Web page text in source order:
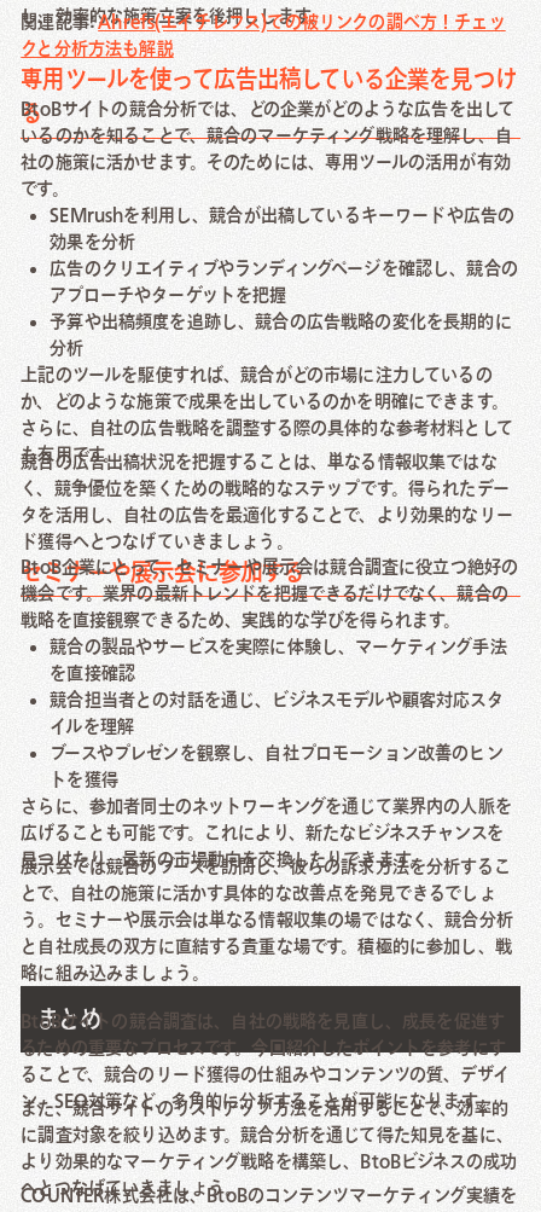
し、効率的な施策立案を後押しします。
関連記事:Ahrefs(エイチレフス)での被リンクの調べ方！チェッ
クと分析方法も解説
専用ツールを使って広告出稿している企業を見つけ
る
BtoBサイトの競合分析では、どの企業がどのような広告を出して
いるのかを知ることで、競合のマーケティング戦略を理解し、自
社の施策に活かせます。そのためには、専用ツールの活用が有効
です。
SEMrushを利用し、競合が出稿しているキーワードや広告の
効果を分析
広告のクリエイティブやランディングページを確認し、競合の
アプローチやターゲットを把握
予算や出稿頻度を追跡し、競合の広告戦略の変化を長期的に
分析
上記のツールを駆使すれば、競合がどの市場に注力しているの
か、どのような施策で成果を出しているのかを明確にできます。
さらに、自社の広告戦略を調整する際の具体的な参考材料として
も有用です。
競合の広告出稿状況を把握することは、単なる情報収集ではな
く、競争優位を築くための戦略的なステップです。得られたデー
タを活用し、自社の広告を最適化することで、より効果的なリー
ド獲得へとつなげていきましょう。
セミナーや展示会に参加する
BtoB企業にとって、セミナーや展示会は競合調査に役立つ絶好の
機会です。業界の最新トレンドを把握できるだけでなく、競合の
戦略を直接観察できるため、実践的な学びを得られます。
競合の製品やサービスを実際に体験し、マーケティング手法
を直接確認
競合担当者との対話を通じ、ビジネスモデルや顧客対応スタ
イルを理解
ブースやプレゼンを観察し、自社プロモーション改善のヒン
トを獲得
さらに、参加者同士のネットワーキングを通じて業界内の人脈を
広げることも可能です。これにより、新たなビジネスチャンスを
見つけたり、最新の市場動向を交換したりできます。
展示会では競合のブースを訪問し、彼らの訴求方法を分析するこ
とで、自社の施策に活かす具体的な改善点を発見できるでしょ
う。セミナーや展示会は単なる情報収集の場ではなく、競合分析
と自社成長の双方に直結する貴重な場です。積極的に参加し、戦
略に組み込みましょう。
まとめ
BtoBサイトの競合調査は、自社の戦略を見直し、成長を促進す
るための重要なプロセスです。今回紹介したポイントを参考にす
ることで、競合のリード獲得の仕組みやコンテンツの質、デザイ
ン、SEO対策など、多角的に分析することが可能になります。
また、競合サイトのリストアップ方法を活用することで、効率的
に調査対象を絞り込めます。競合分析を通じて得た知見を基に、
より効果的なマーケティング戦略を構築し、BtoBビジネスの成功
へとつなげていきましょう。
COUNTER株式会社は、BtoBのコンテンツマーケティング実績を